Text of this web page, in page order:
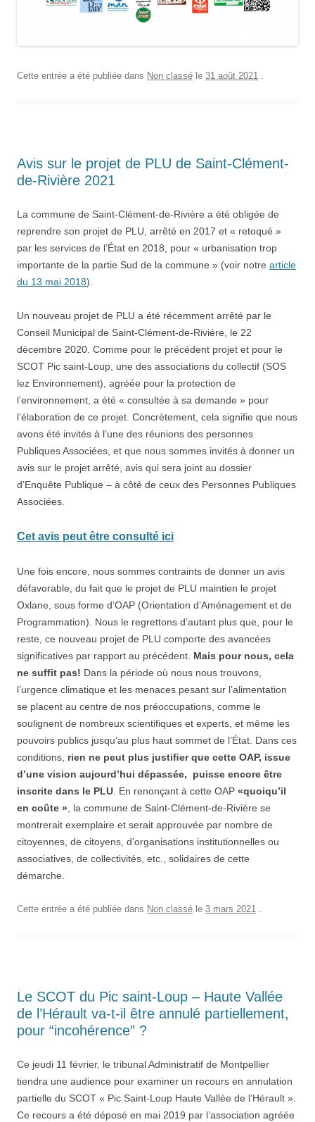
Cette entrée a été publiée dans Non classé le 31 août 2021 .
Avis sur le projet de PLU de Saint-Clément-
de-Rivière 2021
La commune de Saint-Clément-de-Rivière a été obligée de
reprendre son projet de PLU, arrêté en 2017 et « retoqué »
par les services de l’État en 2018, pour « urbanisation trop
importante de la partie Sud de la commune » (voir notre article
du 13 mai 2018).
Un nouveau projet de PLU a été récemment arrêté par le
Conseil Municipal de Saint-Clément-de-Rivière, le 22
décembre 2020. Comme pour le précédent projet et pour le
SCOT Pic saint-Loup, une des associations du collectif (SOS
lez Environnement), agréée pour la protection de
l’environnement, a été « consultée à sa demande » pour
l’élaboration de ce projet. Concrètement, cela signifie que nous
avons été invités à l’une des réunions des personnes
Publiques Associées, et que nous sommes invités à donner un
avis sur le projet arrêté, avis qui sera joint au dossier
d’Enquête Publique – à côté de ceux des Personnes Publiques
Associées.
Cet avis peut être consulté ici
Une fois encore, nous sommes contraints de donner un avis
défavorable, du fait que le projet de PLU maintien le projet
Oxlane, sous forme d’OAP (Orientation d’Aménagement et de
Programmation). Nous le regrettons d’autant plus que, pour le
reste, ce nouveau projet de PLU comporte des avancées
significatives par rapport au précédent. Mais pour nous, cela
ne suffit pas! Dans la période où nous nous trouvons,
l’urgence climatique et les menaces pesant sur l’alimentation
se placent au centre de nos préoccupations, comme le
soulignent de nombreux scientiﬁques et experts, et même les
pouvoirs publics jusqu’au plus haut sommet de l’État. Dans ces
conditions, rien ne peut plus justiﬁer que cette OAP, issue
d’une vision aujourd’hui dépassée, puisse encore être
inscrite dans le PLU. En renonçant à cette OAP «quoiqu’il
en coûte », la commune de Saint-Clément-de-Rivière se
montrerait exemplaire et serait approuvée par nombre de
citoyennes, de citoyens, d’organisations institutionnelles ou
associatives, de collectivités, etc., solidaires de cette
démarche.
Cette entrée a été publiée dans Non classé le 3 mars 2021 .
Le SCOT du Pic saint-Loup – Haute Vallée
de l’Hérault va-t-il être annulé partiellement,
pour “incohérence” ?
Ce jeudi 11 février, le tribunal Administratif de Montpellier
tiendra une audience pour examiner un recours en annulation
partielle du SCOT « Pic Saint-Loup Haute Vallée de l’Hérault ».
Ce recours a été déposé en mai 2019 par l’association agréée